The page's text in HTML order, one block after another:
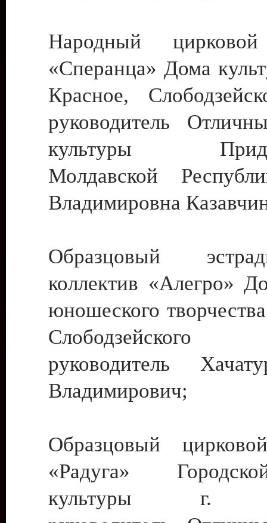
Народный цирковой
«Сперанца» Дома
Красное,
руководитель
культуры
Молдавской
Владимировна
Образцовый
коллектив «Алегро»
юношеского
руководитель
Владимирович;
Образцовый
«Радуга»
культуры г.